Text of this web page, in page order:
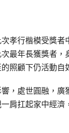
次孝行楷模受獎
最年長獲獎者，
照顧下仍活動自
，處世圓融，
肩扛起家中經